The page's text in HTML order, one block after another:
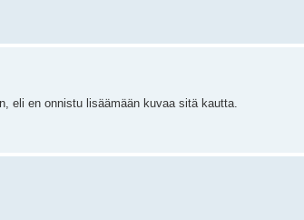
eli en onnistu lisäämään kuvaa sitä kautta.